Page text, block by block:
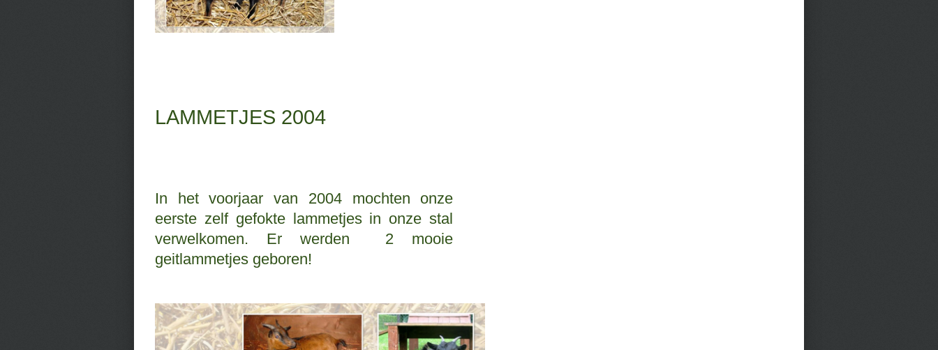
LAMMETJES 2004
In het voorjaar van 2004 mochten onze
eerste zelf gefokte lammetjes in onze stal
verwelkomen. Er werden 2 mooie
geitlammetjes geboren!